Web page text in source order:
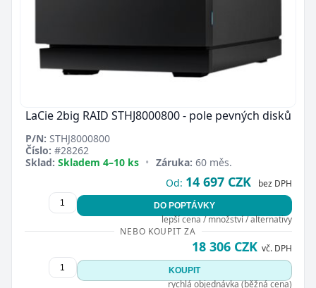
LaCie 2big RAID STHJ8000800 - pole pevných disků
P/N: STHJ8000800
Číslo: #28262
Sklad: Skladem 4–10 ks • Záruka: 60 měs.
Od: 14 697 CZK bez DPH
DO POPTÁVKY
lepší cena / množství / alternativy
NEBO KOUPIT ZA
18 306 CZK vč. DPH
KOUPIT
rychlá objednávka (běžná cena)